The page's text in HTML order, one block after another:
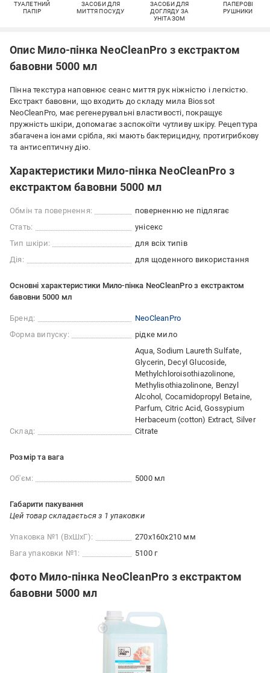
ТУАЛЕТНИЙ
ПАПІР
ЗАСОБИ ДЛЯ
МИТТЯ ПОСУДУ
ЗАСОБИ ДЛЯ
ДОГЛЯДУ ЗА
УНІТАЗОМ
ПАПЕРОВІ
РУШНИКИ
Опис Мило-пінка NeoCleanPro з екстрактом
бавовни 5000 мл
Пінна текстура наповнює сеанс миття рук ніжністю і легкістю.
Екстракт бавовни, що входить до складу мила Biossot
NeoCleanPro, має регенерувальні властивості, покращує
пружність шкіри, допомагає заспокоїти чутливу шкіру. Рецептура
збагачена іонами срібла, які мають бактерицидну, протигрибкову
та антисептичну дію.
Характеристики Мило-пінка NeoCleanPro з
екстрактом бавовни 5000 мл
Обмін та повернення:
поверненню не підлягає
Стать:
унісекс
Тип шкіри:
для всіх типів
Дія:
для щоденного використання
Основні характеристики Мило-пінка NeoCleanPro з екстрактом
бавовни 5000 мл
Бренд:
NeoCleanPro
Форма випуску:
рідке мило
Склад:
Aqua, Sodium Laureth Sulfate,
Glycerin, Decyl Glucoside,
Methylchloroisothiazolinone,
Methylisothiazolinone, Benzyl
Alcohol, Cocamidopropyl Betaine,
Parfum, Citric Acid, Gossypium
Herbaceum (cotton) Extract, Silver
Citrate
Розмір та вага
Об'єм: 5000 мл
Габарити пакування
Цей товар складається з 1 упаковки
Упаковка №1 (ВхШхГ):
270x160x210 мм
Вага упаковки №1:
5100 г
Фото Мило-пінка NeoCleanPro з екстрактом
бавовни 5000 мл